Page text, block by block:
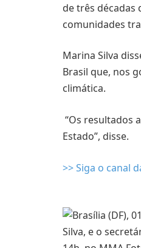
de três décadas
comunidades
Marina Silva
Brasil que, nos
climática.
“Os resultados
Estado”, disse.
>> Siga o canal